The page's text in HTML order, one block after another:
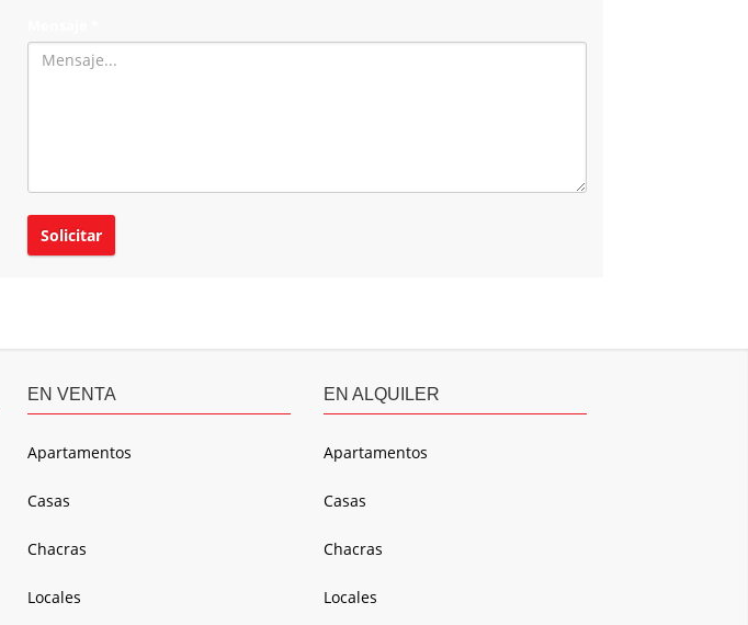
EN VENTA
Apartamentos
Casas
Chacras
Locales
EN ALQUILER
Apartamentos
Casas
Chacras
Locales